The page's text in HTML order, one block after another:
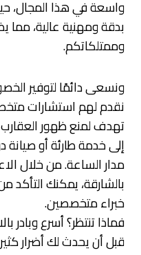
واسعة في هذا المجال،
بدقة ومهنية عالية، مما
وممتلكاتكم.
ونسعى دائمًا لتوفير
نقدم لهم استشارات
تهدف لمنع ظهور
إلى خدمة طارئة أو صيانة
مدار الساعة. من خلال
بالشارقة، يمكنك التأكد
خبراء متخصصين.
فماذا تنتظر؟ أسرع وبادر
قبل أن يحدث لك أضرار